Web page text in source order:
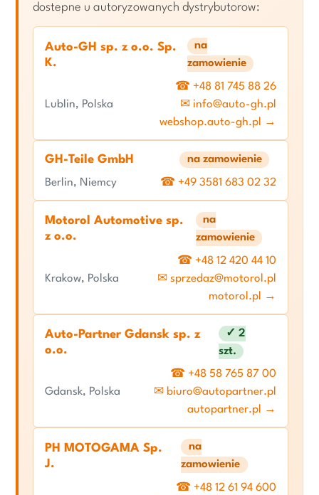
dostepne u autoryzowanych dystrybutorow:
Auto-GH sp. z o.o. Sp.
K.
na
zamowienie
Lublin, Polska
☎ +48 81 745 88 26
✉ info@auto-gh.pl
webshop.auto-gh.pl →
GH-Teile GmbH na zamowienie
Berlin, Niemcy ☎ +49 3581 683 02 32
Motorol Automotive sp.
z o.o.
na
zamowienie
Krakow, Polska
☎ +48 12 420 44 10
✉ sprzedaz@motorol.pl
motorol.pl →
Auto-Partner Gdansk sp. z
o.o.
✓ 2
szt.
Gdansk, Polska
☎ +48 58 765 87 00
✉ biuro@autopartner.pl
autopartner.pl →
PH MOTOGAMA Sp.
J.
na
zamowienie
☎ +48 12 61 94 600